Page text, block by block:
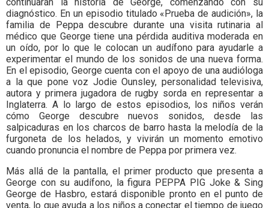
diagnóstico. En un episodio titulado «Prueba de audición», la
familia de Peppa descubre durante una visita rutinaria al
médico que George tiene una pérdida auditiva moderada en
un oído, por lo que le colocan un audífono para ayudarle a
experimentar el mundo de los sonidos de una nueva forma.
En el episodio, George cuenta con el apoyo de una audióloga
a la que pone voz Jodie Ounsley, personalidad televisiva,
autora y primera jugadora de rugby sorda en representar a
Inglaterra. A lo largo de estos episodios, los niños verán
cómo George descubre nuevos sonidos, desde las
salpicaduras en los charcos de barro hasta la melodía de la
furgoneta de los helados, y vivirán un momento emotivo
cuando pronuncia el nombre de Peppa por primera vez.
Más allá de la pantalla, el primer producto que presenta a
George con su audífono, la figura PEPPA PIG Joke & Sing
George de Hasbro, estará disponible pronto en el punto de
venta, lo que ayuda a los niños a conectar el tiempo de juego